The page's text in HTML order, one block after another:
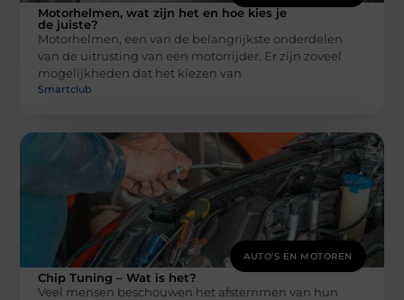
Motorhelmen, wat zijn het en hoe kies je
de juiste?
Motorhelmen, een van de belangrijkste onderdelen
van de uitrusting van een motorrijder. Er zijn zoveel
mogelijkheden dat het kiezen van
Smartclub
AUTO'S EN MOTOREN
Chip Tuning – Wat is het?
Veel mensen beschouwen het afstemmen van hun